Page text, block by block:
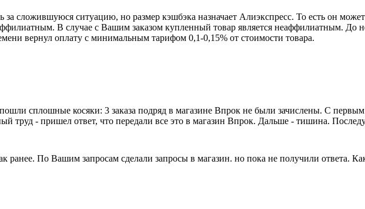
сложившуюся ситуацию, но размер кэшбэка назначает Алиэкспресс. То есть он может
В случае с Вашим заказом купленный товар является неаффилиатным. До
вернул оплату с минимальным тарифом 0,1-0,15% от стоимости товара.
сплошные косяки: 3 заказа подряд в магазине Впрок не были зачислены. С первым
труд - пришел ответ, что передали все это в магазин Впрок. Дальше - тишина.
ранее. По Вашим запросам сделали запросы в магазин. но пока не получили ответа.